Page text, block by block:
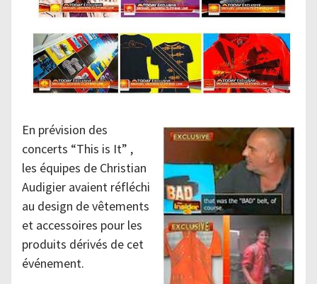
En prévision des
concerts “This is It” ,
les équipes de Christian
Audigier avaient réfléchi
au design de vêtements
et accessoires pour les
produits dérivés de cet
événement.